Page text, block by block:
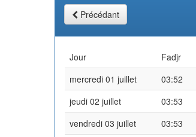
Précédant
Jour Fadjr
mercredi 01 juillet
03:52
jeudi 02 juillet
03:53
vendredi 03 juillet
03:53